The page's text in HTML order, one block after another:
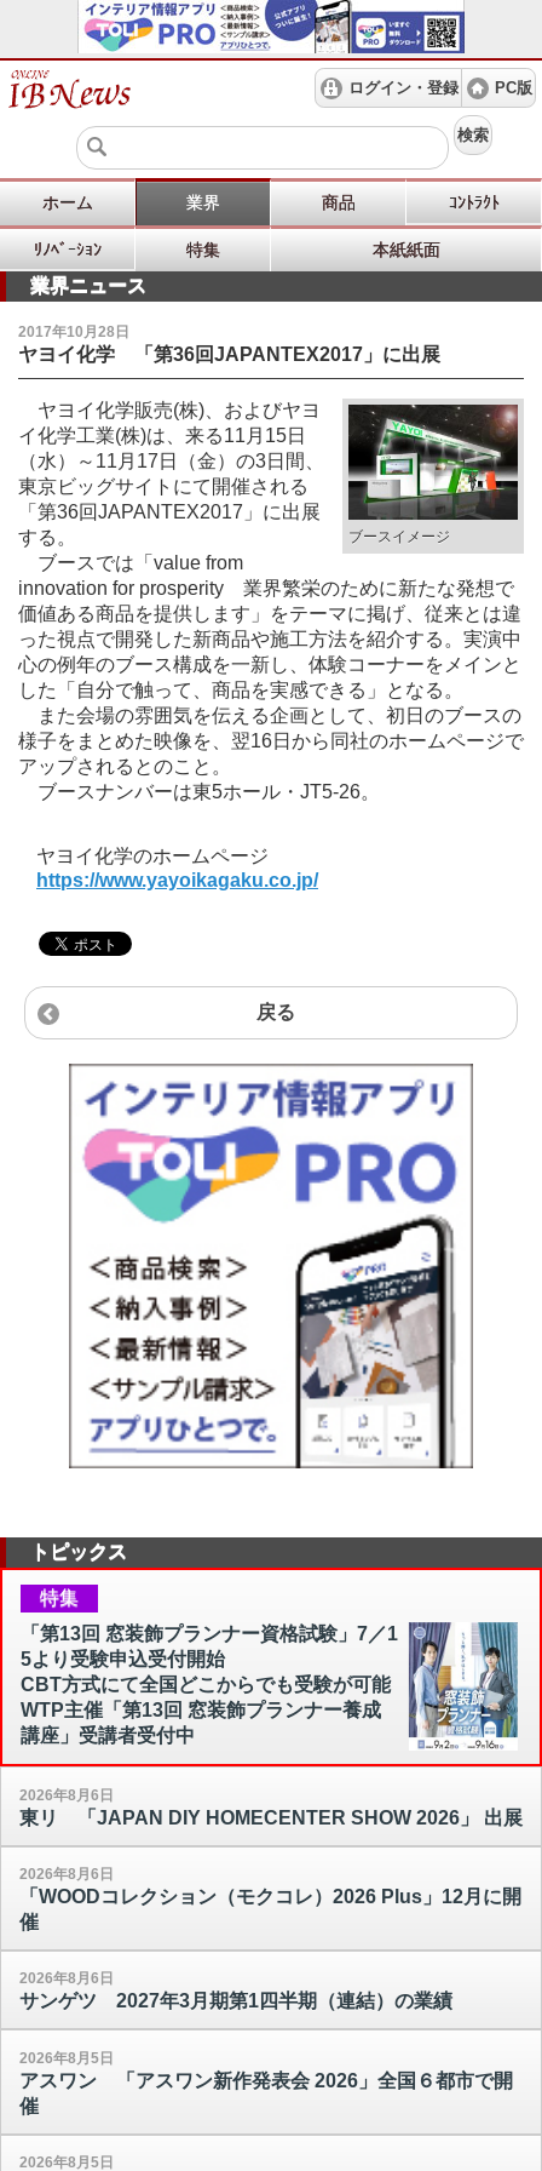
ログイン・登録 PC版
検索
ホーム 業界 商品 ｺﾝﾄﾗｸﾄ
ﾘﾉﾍﾞｰｼｮﾝ 特集 本紙紙面
業界ニュース
2017年10月28日
ヤヨイ化学 「第36回JAPANTEX2017」に出展
ブースイメージ
ヤヨイ化学販売(株)、およびヤヨ
イ化学工業(株)は、来る11月15日
（水）～11月17日（金）の3日間、
東京ビッグサイトにて開催される
「第36回JAPANTEX2017」に出展
する。
ブースでは「value from
innovation for prosperity 業界繁栄のために新たな発想で
価値ある商品を提供します」をテーマに掲げ、従来とは違
った視点で開発した新商品や施工方法を紹介する。実演中
心の例年のブース構成を一新し、体験コーナーをメインと
した「自分で触って、商品を実感できる」となる。
また会場の雰囲気を伝える企画として、初日のブースの
様子をまとめた映像を、翌16日から同社のホームページで
アップされるとのこと。
ブースナンバーは東5ホール・JT5-26。
ヤヨイ化学のホームページ
https://www.yayoikagaku.co.jp/
戻る
トピックス
特集
「第13回 窓装飾プランナー資格試験」7／1
5より受験申込受付開始
CBT方式にて全国どこからでも受験が可能
WTP主催「第13回 窓装飾プランナー養成
講座」受講者受付中
2026年8月6日
東リ 「JAPAN DIY HOMECENTER SHOW 2026」 出展
2026年8月6日
「WOODコレクション（モクコレ）2026 Plus」12月に開
催
2026年8月6日
サンゲツ 2027年3月期第1四半期（連結）の業績
2026年8月5日
アスワン 「アスワン新作発表会 2026」全国６都市で開
催
2026年8月5日